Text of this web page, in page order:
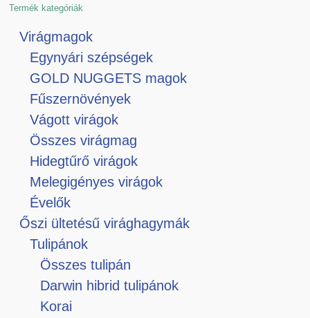
Termék kategóriák
Virágmagok
Egynyári szépségek
GOLD NUGGETS magok
Fűszernövények
Vágott virágok
Összes virágmag
Hidegtűrő virágok
Melegigényes virágok
Évelők
Őszi ültetésű virághagymák
Tulipánok
Összes tulipán
Darwin hibrid tulipánok
Korai